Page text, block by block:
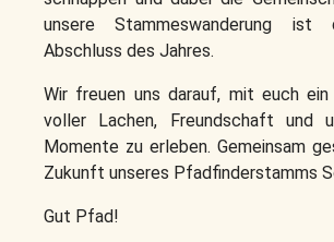
unsere Stammeswanderung
Abschluss des Jahres.
Wir freuen uns darauf, mit euch
voller Lachen, Freundschaft und
Momente zu erleben. Gemeinsam
Zukunft unseres Pfadfinderstamms
Gut Pfad!